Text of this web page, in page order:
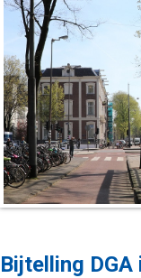
Bijtelling